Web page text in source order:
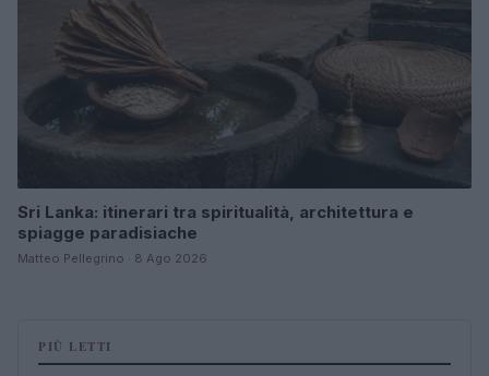
Sri Lanka: itinerari tra spiritualità, architettura e
spiagge paradisiache
Matteo Pellegrino · 8 Ago 2026
PIÙ LETTI